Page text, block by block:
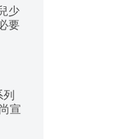
少
要
宣